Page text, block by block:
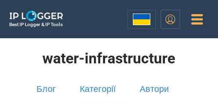
Best IP Logger & IP Tools
water-infrastructure
Блог Категорії Автори